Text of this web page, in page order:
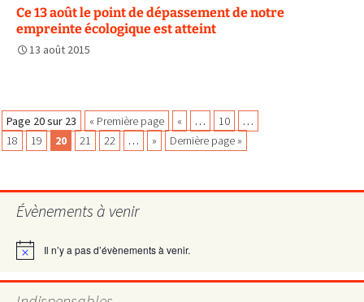
Ce 13 août le point de dépassement de notre
empreinte écologique est atteint
13 août 2015
Navigation
des
articles
Page 20 sur 23 « Première page « … 10
…
18
19 20 21 22 … » Dernière page »
Évènements à venir
Notice Il n’y a pas d’évènements à venir.